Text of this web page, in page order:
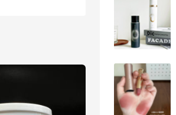
奢侈品折扣力度大